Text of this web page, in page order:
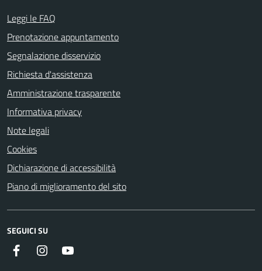
Leggi le FAQ
Prenotazione appuntamento
Segnalazione disservizio
Richiesta d'assistenza
Amministrazione trasparente
Informativa privacy
Note legali
Cookies
Dichiarazione di accessibilità
Piano di miglioramento del sito
SEGUICI SU
Facebook Instagram